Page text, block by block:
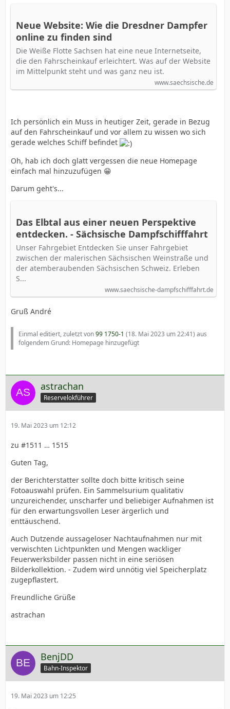
Neue Website: Wie die Dresdner Dampfer
online zu finden sind
Die Weiße Flotte Sachsen hat eine neue Internetseite,
die den Fahrscheinkauf erleichtert. Was auf der Website
im Mittelpunkt steht und was ganz neu ist.
www.saechsische.de
Ich persönlich ein Muss in heutiger Zeit, gerade in Bezug
auf den Fahrscheinkauf und vor allem zu wissen wo sich
gerade welches Schiff befindet
Oh, hab ich doch glatt vergessen die neue Homepage
einfach mal hinzuzufügen 😁
Darum geht's...
Das Elbtal aus einer neuen Perspektive
entdecken. - Sächsische Dampfschifffahrt
Unser Fahrgebiet Entdecken Sie unser Fahrgebiet
zwischen der malerischen Sächsischen Weinstraße und
der atemberaubenden Sächsischen Schweiz. Erleben
S...
www.saechsische-dampfschifffahrt.de
Gruß André
Einmal editiert, zuletzt von99 1750-1 (18. Mai 2023 um 22:41) aus
folgendem Grund: Homepage hinzugefügt
astrachan
Reservelokführer
19. Mai 2023 um 12:12
zu #1511 … 1515
Guten Tag,
der Berichterstatter sollte doch bitte kritisch seine
Fotoauswahl prüfen. Ein Sammelsurium qualitativ
unzureichender, unscharfer und beliebiger Aufnahmen ist
für den erwartungsvollen Leser ärgerlich und
enttäuschend.
Auch Dutzende aussageloser Nachtaufnahmen nur mit
verwischten Lichtpunkten und Mengen wackliger
Feuerwerksbilder passen nicht in eine seriösen
Bilderkollektion. - Zudem wird unnötig viel Speicherplatz
zugepflastert.
Freundliche Grüße
astrachan
BenjDD
Bahn-Inspektor
19. Mai 2023 um 12:25